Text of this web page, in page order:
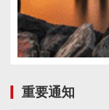
重要通知